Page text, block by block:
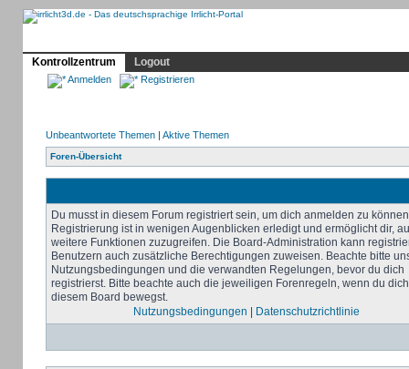
Kontrollzentrum
Logout
Anmelden Registrieren
Unbeantwortete Themen| Aktive Themen
Foren-Übersicht
Du musst in diesem Forum registriert sein, um dich anmelden zu
Registrierung ist in wenigen Augenblicken erledigt und ermöglicht dir,
weitere Funktionen zuzugreifen. Die Board-Administration kann
Benutzern auch zusätzliche Berechtigungen zuweisen. Beachte bitte
Nutzungsbedingungen und die verwandten Regelungen, bevor du dich
registrierst. Bitte beachte auch die jeweiligen Forenregeln, wenn du
diesem Board bewegst.
Nutzungsbedingungen
Datenschutzrichtlinie